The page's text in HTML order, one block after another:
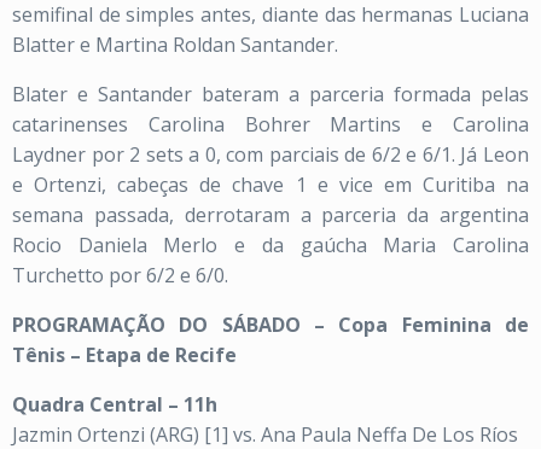
semifinal de simples antes, diante das hermanas Luciana
Blatter e Martina Roldan Santander.
Blater e Santander bateram a parceria formada pelas
catarinenses Carolina Bohrer Martins e Carolina
Laydner por 2 sets a 0, com parciais de 6/2 e 6/1. Já Leon
e Ortenzi, cabeças de chave 1 e vice em Curitiba na
semana passada, derrotaram a parceria da argentina
Rocio Daniela Merlo e da gaúcha Maria Carolina
Turchetto por 6/2 e 6/0.
PROGRAMAÇÃO DO SÁBADO – Copa Feminina de
Tênis – Etapa de Recife
Quadra Central – 11h
Jazmin Ortenzi (ARG) [1] vs. Ana Paula Neffa De Los Ríos